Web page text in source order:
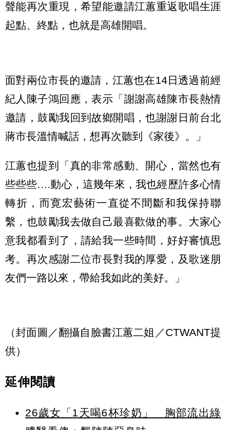
聲能再次重現，希望能邀請江蕙重返歌唱生涯
起點、終點，也就是高雄開唱。
面對兩位市長的邀請，江蕙也在14日透過前經
紀人陳子鴻回應，表示「謝謝高雄陳市長熱情
邀請，鼓勵我回到故鄉開唱，也謝謝日前台北
蔣市長溫情喊話，想再次聽到《家後》。」
江蕙也提到「真的非常感動、開心，當然也有
些些些….動心，這幾年來，我也經歷許多心情
轉折，而寛宏藝術一直從不間斷和我保持聯
繫，也鼓勵我去做自己最喜歡做的事。大家心
意我都看到了，請給我一些時間，好好審慎思
考。再次感謝二位市長對我的厚愛，及歌迷朋
友們一路以來，帶給我如此的美好。」
（封面圖／翻攝自臉書江蕙二姐／CTWANT提
供）
延伸閱讀
26歲女「1天喝6杯珍奶」 胸部流出綠